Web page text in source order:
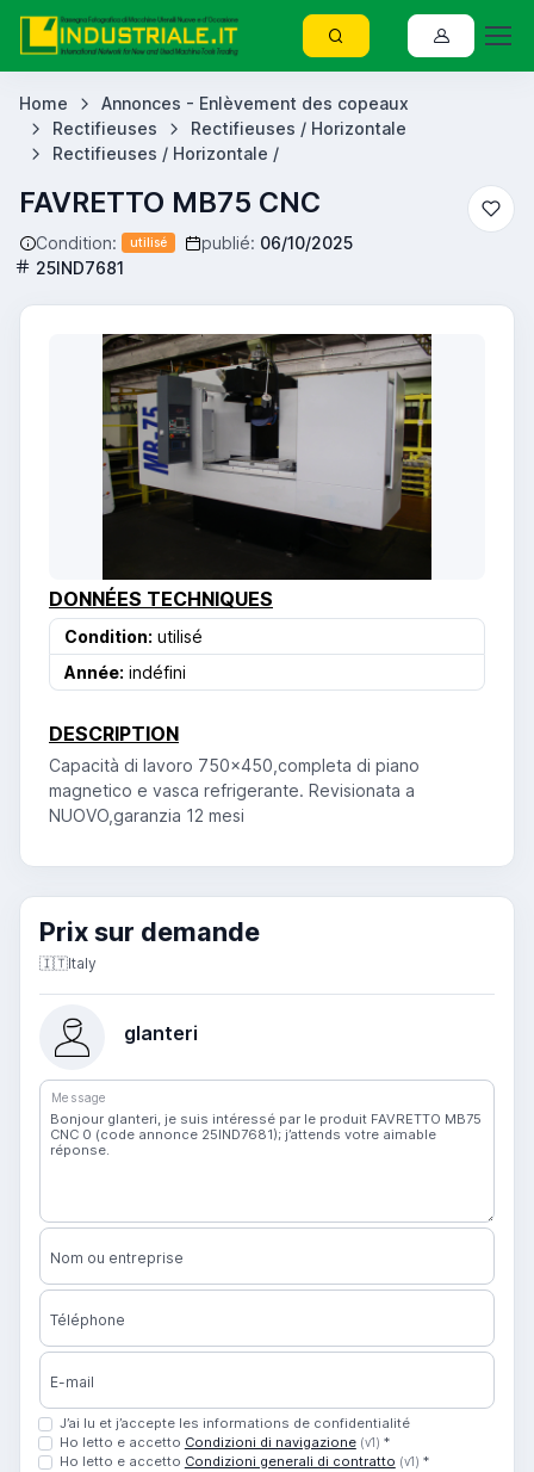
Home
Annonces - Enlèvement des copeaux
Rectifieuses
Rectifieuses / Horizontale
Rectifieuses / Horizontale /
FAVRETTO MB75 CNC
Condition: utilisé publié: 06/10/2025
25IND7681
DONNÉES TECHNIQUES
Condition: utilisé
Année: indéfini
DESCRIPTION
Capacità di lavoro 750x450,completa di piano
magnetico e vasca refrigerante. Revisionata a
NUOVO,garanzia 12 mesi
Prix ​​sur demande
🇮🇹Italy
glanteri
Message
Nom ou entreprise
Téléphone
E-mail
J’ai lu et j’accepte les informations de confidentialité
Ho letto e accetto Condizioni di navigazione (v1) *
Ho letto e accetto Condizioni generali di contratto (v1) *